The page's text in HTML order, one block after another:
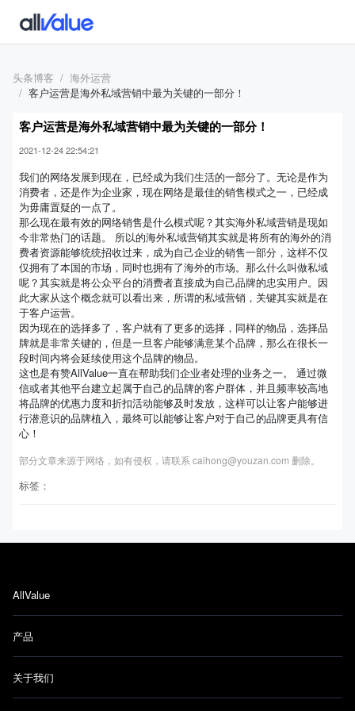
头条博客
海外运营
客户运营是海外私域营销中最为关键的一部分！
客户运营是海外私域营销中最为关键的一部分！
2021-12-24 22:54:21
我们的网络发展到现在，已经成为我们生活的一部分了。无论是作为
消费者，还是作为企业家，现在网络是最佳的销售模式之一，已经成
为毋庸置疑的一点了。
那么现在最有效的网络销售是什么模式呢？其实海外私域营销是现如
今非常热门的话题。 所以的海外私域营销其实就是将所有的海外的消
费者资源能够统统招收过来，成为自己企业的销售一部分，这样不仅
仅拥有了本国的市场，同时也拥有了海外的市场。那么什么叫做私域
呢？其实就是将公众平台的消费者直接成为自己品牌的忠实用户。因
此大家从这个概念就可以看出来，所谓的私域营销，关键其实就是在
于客户运营。
因为现在的选择多了，客户就有了更多的选择，同样的物品，选择品
牌就是非常关键的，但是一旦客户能够满意某个品牌，那么在很长一
段时间内将会延续使用这个品牌的物品。
这也是有赞AllValue一直在帮助我们企业者处理的业务之一。 通过微
信或者其他平台建立起属于自己的品牌的客户群体，并且频率较高地
将品牌的优惠力度和折扣活动能够及时发放，这样可以让客户能够进
行潜意识的品牌植入，最终可以能够让客户对于自己的品牌更具有信
心！
部分文章来源于网络，如有侵权，请联系 caihong@youzan.com 删除。
标签：
AllValue
产品
关于我们